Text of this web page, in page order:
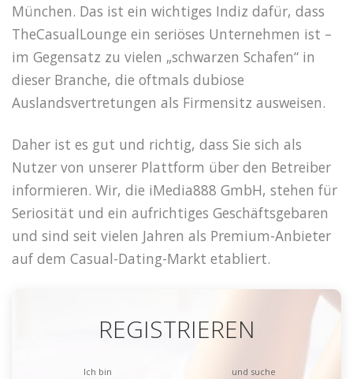
München. Das ist ein wichtiges Indiz dafür, dass
TheCasualLounge ein seriöses Unternehmen ist –
im Gegensatz zu vielen „schwarzen Schafen“ in
dieser Branche, die oftmals dubiose
Auslandsvertretungen als Firmensitz ausweisen.
Daher ist es gut und richtig, dass Sie sich als
Nutzer von unserer Plattform über den Betreiber
informieren. Wir, die iMedia888 GmbH, stehen für
Seriosität und ein aufrichtiges Geschäftsgebaren
und sind seit vielen Jahren als Premium-Anbieter
auf dem Casual-Dating-Markt etabliert.
REGISTRIEREN
Ich bin und suche